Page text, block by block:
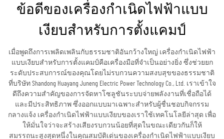
ข้อดีของเครื่องกำเนิดไฟฟ้าแบบ
เงียบสำหรับการตั้งแคมป์
เมื่อพูดถึงการเพลิดเพลินกับธรรมชาติอันกว้างใหญ่ เครื่องกำเนิดไฟฟ้า
แบบเงียบสำหรับการตั้งแคมป์คือเครื่องมือที่จำเป็นอย่างยิ่ง ซึ่งช่วยยก
ระดับประสบการณ์ของคุณโดยไม่รบกวนความสงบสุขของธรรมชาติ
ที่บริษัท Shandong Huayang Juneng Electric Power Technology Co., Ltd. เราเข้าใจ
ดีถึงความสำคัญของการจัดหาโซลูชันระบบจ่ายพลังงานที่เชื่อถือได้
และมีประสิทธิภาพ ซึ่งออกแบบมาเฉพาะสำหรับผู้ชื่นชอบกิจกรรม
กลางแจ้ง เครื่องกำเนิดไฟฟ้าแบบเงียบของเราใช้เทคโนโลยีล่าสุด เพื่อ
ให้มั่นใจว่าจะสร้างเสียงรบกวนน้อยที่สุดในขณะเดียวกันก็ให้
สมรรถนะสูงสุดหนึ่งในคุณสมบัติเด่นของเครื่องกำเนิดไฟฟ้าแบบเงียบ